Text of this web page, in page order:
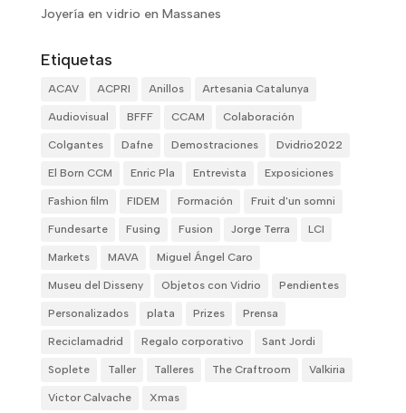
Joyería en vidrio en Massanes
Etiquetas
ACAV ACPRI Anillos Artesania Catalunya
Audiovisual BFFF CCAM Colaboración
Colgantes Dafne Demostraciones Dvidrio2022
El Born CCM Enric Pla Entrevista Exposiciones
Fashion film FIDEM Formación Fruit d'un somni
Fundesarte Fusing Fusion Jorge Terra LCI
Markets MAVA Miguel Ángel Caro
Museu del Disseny Objetos con Vidrio Pendientes
Personalizados plata Prizes Prensa
Reciclamadrid Regalo corporativo Sant Jordi
Soplete Taller Talleres The Craftroom Valkiria
Victor Calvache Xmas